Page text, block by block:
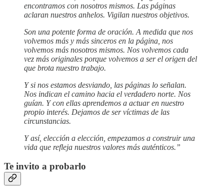
encontramos con nosotros mismos. Las páginas
aclaran nuestros anhelos. Vigilan nuestros objetivos.
Son una potente forma de oración. A medida que nos
volvemos más y más sinceros en la página, nos
volvemos más nosotros mismos. Nos volvemos cada
vez más originales porque volvemos a ser el origen del
que brota nuestro trabajo.
Y si nos estamos desviando, las páginas lo señalan.
Nos indican el camino hacia el verdadero norte. Nos
guían. Y con ellas aprendemos a actuar en nuestro
propio interés. Dejamos de ser víctimas de las
circunstancias.
Y así, elección a elección, empezamos a construir una
vida que refleja nuestros valores más auténticos.”
Te invito a probarlo